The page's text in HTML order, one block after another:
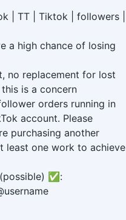
| TT | Tiktok | followers |
a high chance of losing
no replacement for lost
is a concern
orders running in
account. Please
purchasing another
least one work to achieve
✅: